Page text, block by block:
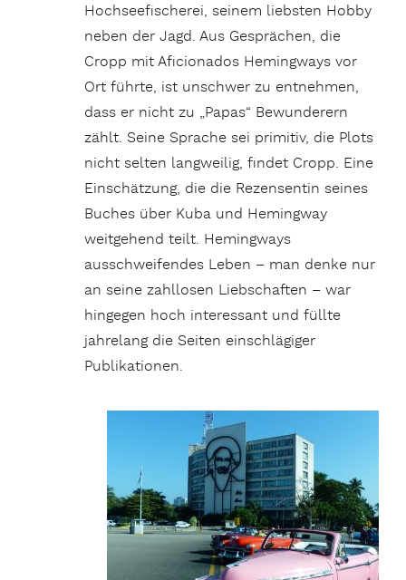
Hochseefischerei, seinem liebsten Hobby
neben der Jagd. Aus Gesprächen, die
Cropp mit Aficionados Hemingways vor
Ort führte, ist unschwer zu entnehmen,
dass er nicht zu „Papas“ Bewunderern
zählt. Seine Sprache sei primitiv, die Plots
nicht selten langweilig, findet Cropp. Eine
Einschätzung, die die Rezensentin seines
Buches über Kuba und Hemingway
weitgehend teilt. Hemingways
ausschweifendes Leben – man denke nur
an seine zahllosen Liebschaften – war
hingegen hoch interessant und füllte
jahrelang die Seiten einschlägiger
Publikationen.